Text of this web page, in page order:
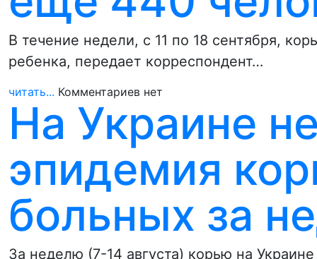
В течение недели, с 11 по 18 сентября,
ребенка, передает корреспондент…
читать... Комментариев нет
На Украине
эпидемия
больных за
За неделю (7-14 августа) корью на